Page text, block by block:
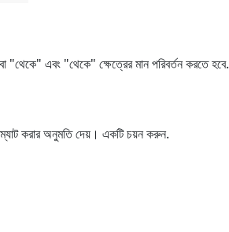
এবং "থেকে" ক্ষেত্রের মান পরিবর্তন করতে হবে.
করার অনুমতি দেয়। একটি চয়ন করুন.